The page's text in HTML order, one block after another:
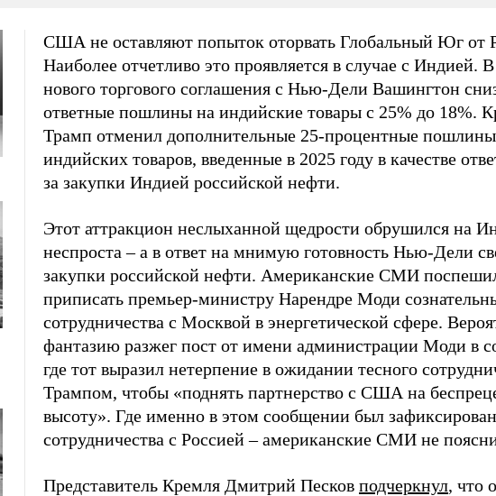
США не оставляют попыток оторвать Глобальный Юг от
Наиболее отчетливо это проявляется в случае с Индией.
нового торгового соглашения с Нью-Дели Вашингтон
ответные пошлины на индийские товары с 25% до 18%.
Трамп отменил дополнительные 25-процентные
индийских товаров, введенные в 2025 году в качестве
за закупки Индией российской нефти.
Этот аттракцион неслыханной щедрости обрушился на
неспроста – а в ответ на мнимую готовность Нью-Дели
закупки российской нефти. Американские СМИ
приписать премьер-министру Нарендре Моди
сотрудничества с Москвой в энергетической сфере.
фантазию разжег пост от имени администрации Моди в
где тот выразил нетерпение в ожидании тесного
Трампом, чтобы «поднять партнерство с США на
высоту». Где именно в этом сообщении был
сотрудничества с Россией – американские СМИ не
Представитель Кремля Дмитрий Песков подчеркнул, что